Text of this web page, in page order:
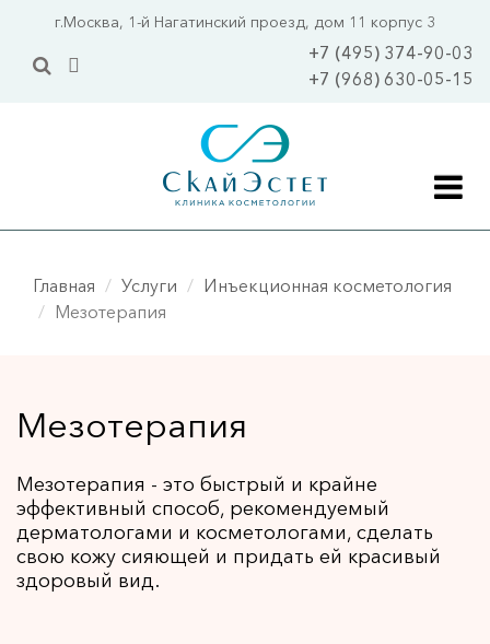
Перейти
основному
г.Москва, 1-й Нагатинский проезд, дом 11 корпус 3
+7 (495) 374-90-03
+7 (968) 630-05-15
Акции
Уходовая косметология
Детокс-программы GREEN PEEL НОВИНКА
Пилинги
Пилинг PRX-T33
Главная Услуги
Инъекционная косметология
Мезотерапия
Мезотерапия
Мезотерапия - это быстрый и крайне
эффективный способ, рекомендуемый
дерматологами и косметологами, сделать
свою кожу сияющей и придать ей красивый
здоровый вид.